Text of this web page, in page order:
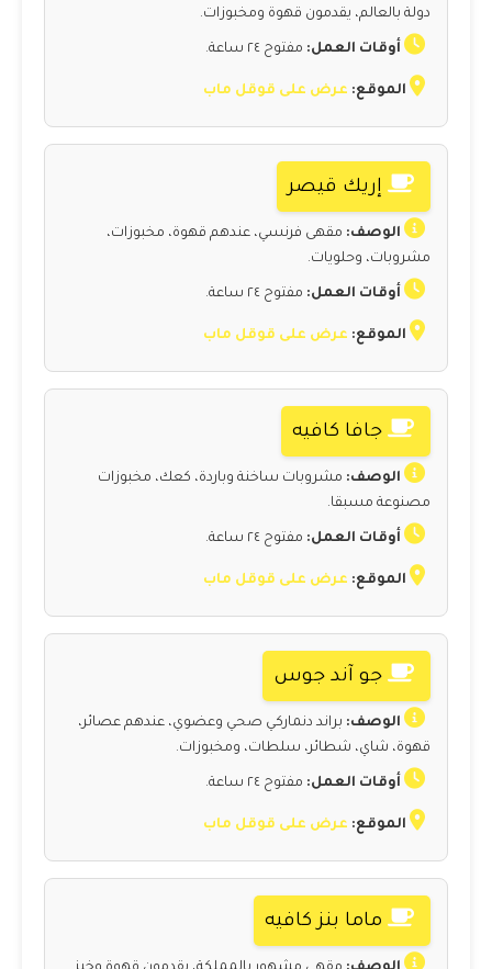
دولة بالعالم، يقدمون قهوة ومخبوزات.
أوقات العمل: مفتوح ٢٤ ساعة.
الموقع: عرض على قوقل ماب
إريك قيصر
الوصف: مقهى فرنسي، عندهم قهوة، مخبوزات،
مشروبات، وحلويات.
أوقات العمل: مفتوح ٢٤ ساعة.
الموقع: عرض على قوقل ماب
جافا كافيه
الوصف: مشروبات ساخنة وباردة، كعك، مخبوزات
مصنوعة مسبقا.
أوقات العمل: مفتوح ٢٤ ساعة.
الموقع: عرض على قوقل ماب
جو آند جوس
الوصف: براند دنماركي صحي وعضوي، عندهم عصائر،
قهوة، شاي، شطائر، سلطات، ومخبوزات.
أوقات العمل: مفتوح ٢٤ ساعة.
الموقع: عرض على قوقل ماب
ماما بنز كافيه